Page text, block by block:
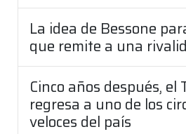
La idea de Bessone
que remite a una
Cinco años después, el
regresa a uno de los
veloces del país